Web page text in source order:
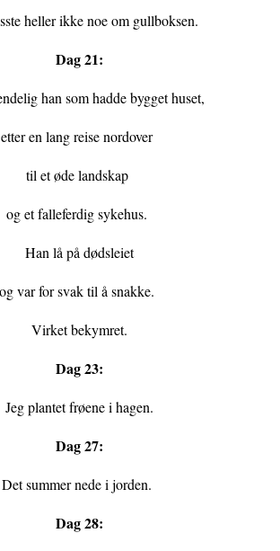
heller ikke noe om gullboksen.
Dag 21:
han som hadde bygget huset,
etter en lang reise nordover
til et øde landskap
og et falleferdig sykehus.
Han lå på dødsleiet
og var for svak til å snakke.
Virket bekymret.
Dag 23:
Jeg plantet frøene i hagen.
Dag 27:
Det summer nede i jorden.
Dag 28: